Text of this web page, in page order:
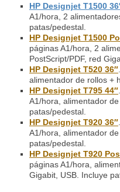
HP Designjet T1500
A1/hora, 2
patas/pedestal.
HP Designjet T1500
páginas A1/hora, 2
PostScript/PDF, red
HP Designjet T520 36″
alimentador de rollos +
HP Designjet T795 44″
A1/hora, alimentador
patas/pedestal.
HP Designjet T920 36″
A1/hora, alimentador
patas/pedestal.
HP Designjet T920
páginas A1/hora,
Gigabit, USB. Incluye